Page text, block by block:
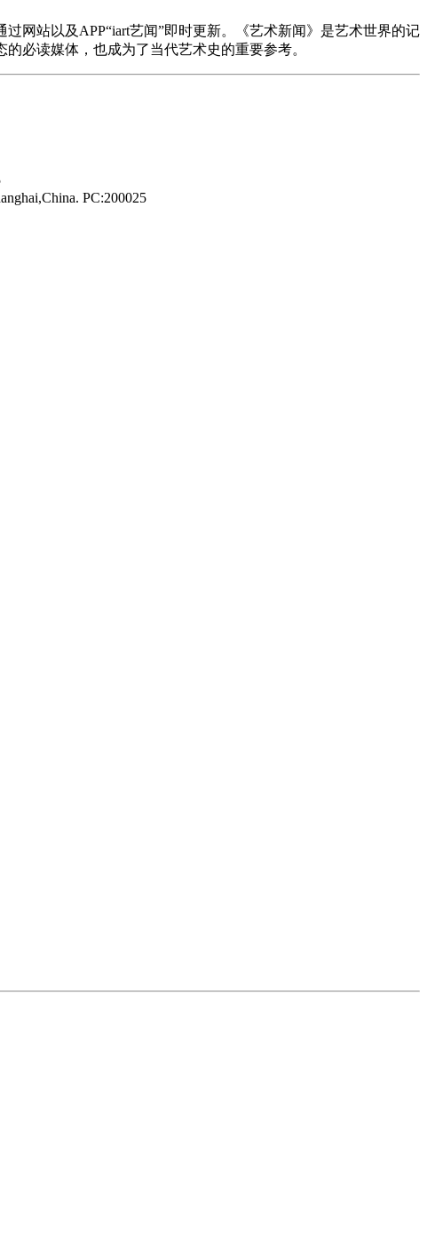
网站以及APP“iart艺闻”即时更新。《艺术新闻》是艺术世界的记
必读媒体，也成为了当代艺术史的重要参考。
PC:200025